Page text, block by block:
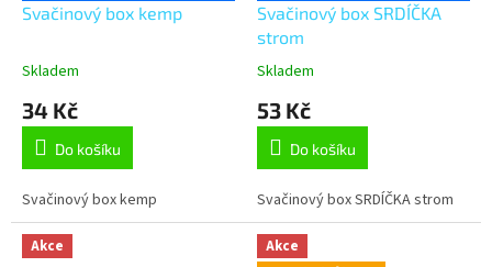
Svačinový box kemp
Skladem
34 Kč
Do košíku
Svačinový box kemp
Svačinový box SRDÍČKA
strom
Skladem
53 Kč
Do košíku
Svačinový box SRDÍČKA strom
Akce
Akce